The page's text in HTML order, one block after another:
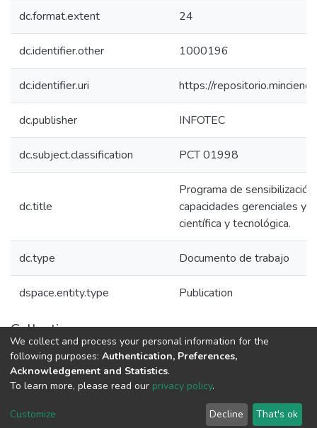
dc.format.extent 24
dc.identifier.other 1000196
dc.identifier.uri https://
dc.publisher INFOTEC
dc.subject.classification PCT 01998
dc.title
Programa de
capacidades gerenciales y
científica y tecnológica.
dc.type Documento de trabajo
dspace.entity.type Publication
Collections
Políticas de Ciencia, Tecnología e Innovación
DSpace software copyright © 2002-2026
Cookie
End User
Send
We collect and process your personal information for the
following purposes: Authentication, Preferences,
Acknowledgement and Statistics.
To learn more, please read our privacy policy.
Customize Decline That's ok